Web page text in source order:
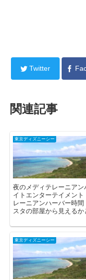
Twitter
関連記事
東京ディズニーシー
夜のメディテレーニア
イトエンターテイメン
レーニアンハーバー時
スタの部屋から見えるか
東京ディズニーシー